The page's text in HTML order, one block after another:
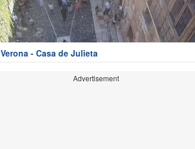
Verona - Casa de Julieta
Advertisement